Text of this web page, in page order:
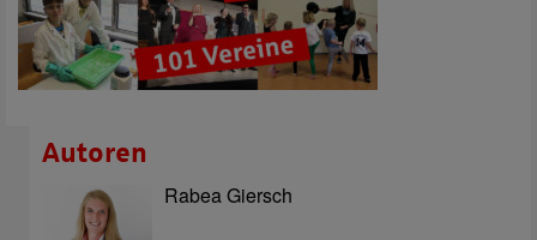
Autoren
Rabea Giersch